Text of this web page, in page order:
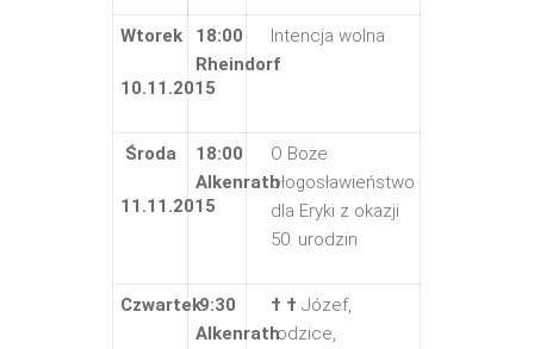
Wtorek
10.11.2015
18:00
Rheindorf
Intencja wolna
Środa
11.11.2015
18:00
Alkenrath
O Boże
błogosławieństwo
dla Eryki z okazji
50. urodzin
Czwartek9:30
Alkenrath
† † Józef,
rodzice,